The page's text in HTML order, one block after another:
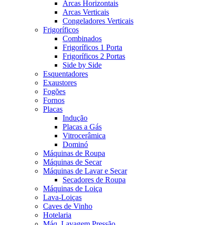
Arcas Horizontais
Arcas Verticais
Congeladores Verticais
Frigoríficos
Combinados
Frigoríficos 1 Porta
Frigoríficos 2 Portas
Side by Side
Esquentadores
Exaustores
Fogões
Fornos
Placas
Indução
Placas a Gás
Vitrocerâmica
Dominó
Máquinas de Roupa
Máquinas de Secar
Máquinas de Lavar e Secar
Secadores de Roupa
Máquinas de Loiça
Lava-Loiças
Caves de Vinho
Hotelaria